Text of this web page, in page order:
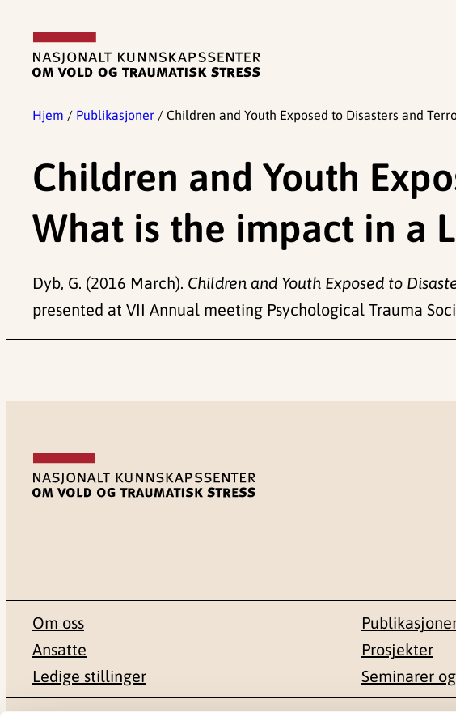
innhold
Hjem / Publikasjoner / Children and Youth Exposed to Disasters and
Children and Youth
What is the impact in a
Dyb, G. (2016 March). Children and Youth Exposed to
presented at VII Annual meeting Psychological Trauma
Om oss
Ansatte
Ledige stillinger
Prosjekter
Seminarer